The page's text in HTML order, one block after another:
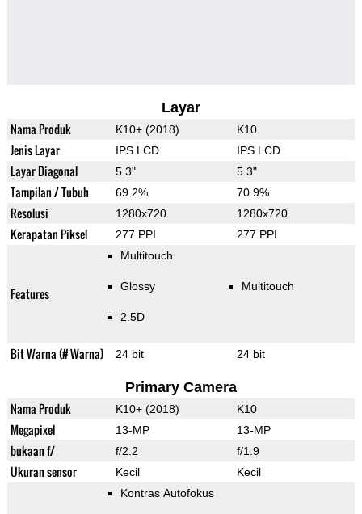
Layar
Nama Produk K10+ (2018) K10
Jenis Layar IPS LCD IPS LCD
Layar Diagonal 5.3" 5.3"
Tampilan / Tubuh 69.2% 70.9%
Resolusi 1280x720 1280x720
Kerapatan Piksel 277 PPI 277 PPI
Features
Multitouch
Glossy
2.5D
Multitouch
Bit Warna (# Warna) 24 bit 24 bit
Primary Camera
Nama Produk K10+ (2018) K10
Megapixel 13-MP 13-MP
bukaan f/ f/2.2 f/1.9
Ukuran sensor Kecil Kecil
Kontras Autofokus